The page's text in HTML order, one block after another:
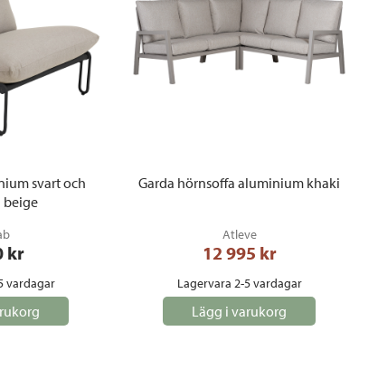
svart och
beige
kr
vardagar
Garda hörnsoffa aluminium khaki
Atleve
12 995 kr
Lagervara 2-5 vardagar
Lägg i varukorg